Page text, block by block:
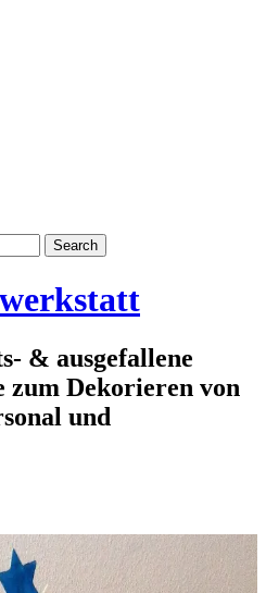
& ausgefallene
Dekorieren von
und